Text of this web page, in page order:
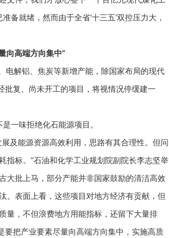
就绪，然而由于全省‘十三五’双控压力大，
向高端方向集中”
解铝、焦炭等新增产能，除国家布局的现代
批复、尚未开工的项目，将视情况停缓建一
一味拒绝化石能源项目。
及能源资源高效利用，思路有其合理性。但问
指标。”石油和化学工业规划院副院长李志坚举
大批上马，部分产能并非国家鼓励的清洁高效
。表面上看，这些项目对地方经济有贡献，但
量，不但浪费地方用能指标，还留下大量排
要把产业要素尽量向高端方向集中，实施高质